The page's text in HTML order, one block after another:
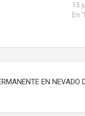
15
En
EN NEVADO